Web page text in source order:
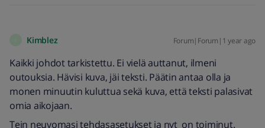
Kimblez Forum|Forum|1 year ago
Kaikki johdot tarkistettu. Ei vielä auttanut, ilmeni
outouksia. Hävisi kuva, jäi teksti. Päätin antaa olla ja
monen minuutin kuluttua sekä kuva, että teksti palasivat
omia aikojaan.
Tein neuvomasi tehdasasetukset ja nyt on toiminut.